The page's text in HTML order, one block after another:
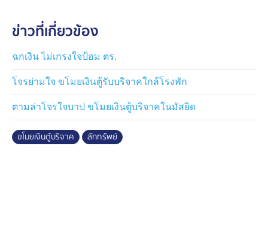
ข่าวที่เกี่ยวข้อง
ฉกเงิน ไม่เกรงใจป้อม ตร.
โจรย่ามใจ ขโมยเงินตู้รับบริจาคใกล้โรงพัก
ตามล่าโจรใจบาป ขโมยเงินตู้บริจาคในมัสยิด
ขโมยเงินตู้บริจาค ลักทรัพย์